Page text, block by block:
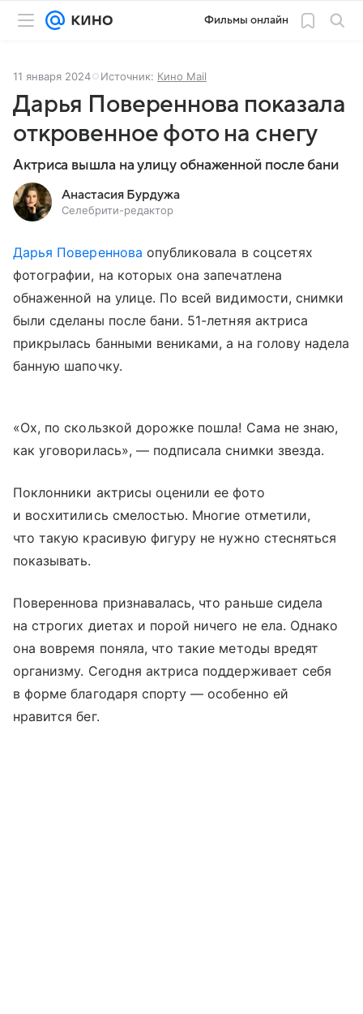
Фильмы онлайн
11 января 2024 Источник: Кино Mail
Дарья Повереннова показала
откровенное фото на снегу
Актриса вышла на улицу обнаженной после бани
Анастасия Бурдужа
Селебрити-редактор
Дарья Повереннова опубликовала в соцсетях
фотографии, на которых она запечатлена
обнаженной на улице. По всей видимости, снимки
были сделаны после бани. 51-летняя актриса
прикрылась банными вениками, а на голову надела
банную шапочку.
«Ох, по скользкой дорожке пошла! Сама не знаю,
как уговорилась», — подписала снимки звезда.
Поклонники актрисы оценили ее фото
и восхитились смелостью. Многие отметили,
что такую красивую фигуру не нужно стесняться
показывать.
Повереннова признавалась, что раньше сидела
на строгих диетах и порой ничего не ела. Однако
она вовремя поняла, что такие методы вредят
организму. Сегодня актриса поддерживает себя
в форме благодаря спорту — особенно ей
нравится бег.